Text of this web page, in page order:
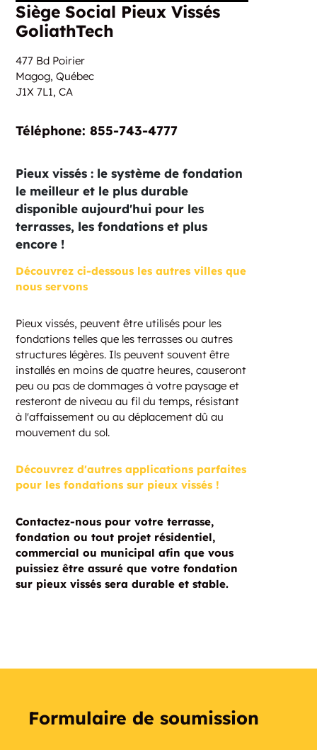
Siège Social Pieux Vissés
GoliathTech
477 Bd Poirier
Magog, Québec
J1X 7L1,CA
Téléphone:‏‏‎ ‎855-743-4777
Pieux vissés : le système de fondation
le meilleur et le plus durable
disponible aujourd'hui pour les
terrasses, les fondations et plus
encore !
Découvrez ci-dessous les autres villes que
nous servons
Pieux vissés, peuvent être utilisés pour les
fondations telles que les terrasses ou autres
structures légères. Ils peuvent souvent être
installés en moins de quatre heures, causeront
peu ou pas de dommages à votre paysage et
resteront de niveau au fil du temps, résistant
à l'affaissement ou au déplacement dû au
mouvement du sol.
Découvrez d'autres applications parfaites
pour les fondations sur pieux vissés !
Contactez-nous pour votre terrasse,
fondation ou tout projet résidentiel,
commercial ou municipal afin que vous
puissiez être assuré que votre fondation
sur pieux vissés sera durable et stable.
Formulaire de soumission